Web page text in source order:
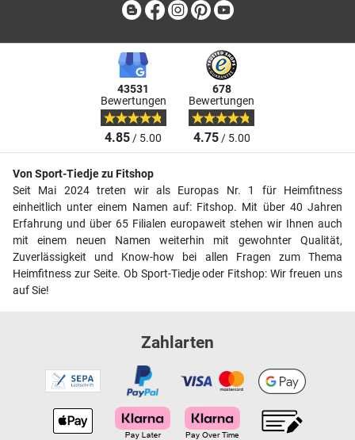
BlogFacebook
Instagram
Pinterest
43531
Bewertungen
4.85/ 5.00
678
Bewertungen
4.75/ 5.00
Von Sport-Tiedje zu Fitshop
Seit Mai 2024 treten wir als Europas Nr. 1 für Heimfitness
einheitlich unter einem Namen auf: Fitshop. Mit über 40 Jahren
Erfahrung und über 65 Filialen europaweit stehen wir Ihnen auch
mit einem neuen Namen weiterhin mit gewohnter Qualität,
Zuverlässigkeit und Know-how bei allen Fragen zum Thema
Heimfitness zur Seite. Ob Sport-Tiedje oder Fitshop: Wir freuen uns
auf Sie!
Zahlarten